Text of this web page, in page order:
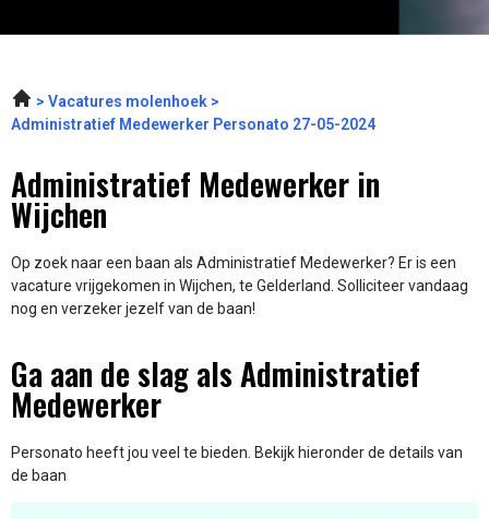
Vacatures molenhoek
Administratief Medewerker Personato 27-05-2024
Administratief Medewerker in
Wijchen
Op zoek naar een baan als Administratief Medewerker? Er is een
vacature vrijgekomen in Wijchen, te Gelderland. Solliciteer vandaag
nog en verzeker jezelf van de baan!
Ga aan de slag als Administratief
Medewerker
Personato heeft jou veel te bieden. Bekijk hieronder de details van
de baan